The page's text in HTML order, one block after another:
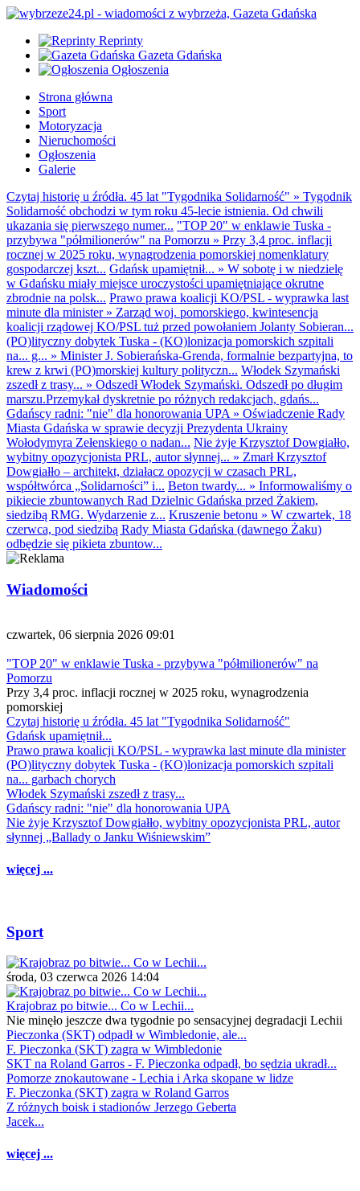
Reprinty
Gazeta Gdańska
Ogłoszenia
Strona główna
Sport
Motoryzacja
Nieruchomości
Ogłoszenia
Galerie
Czytaj historię u źródła. 45 lat "Tygodnika Solidarność" » Tygodnik
Solidarność obchodzi w tym roku 45-lecie istnienia. Od chwili
ukazania się pierwszego numer... "TOP 20" w enklawie Tuska -
przybywa "półmilionerów" na Pomorzu » Przy 3,4 proc. inflacji
rocznej w 2025 roku, wynagrodzenia pomorskiej nomenklatury
gospodarczej kszt... Gdańsk upamiętnił... » W sobotę i w niedzielę
w Gdańsku miały miejsce uroczystości upamiętniające okrutne
zbrodnie na polsk... Prawo prawa koalicji KO/PSL - wyprawka last
minute dla minister» Zarząd woj. pomorskiego, kwintesencja
koalicji rządowej KO/PSL tuż przed powołaniem Jolanty Sobieran...
(PO)lityczny dobytek Tuska - (KO)lonizacja pomorskich szpitali
na... g... » Minister J. Sobierańska-Grenda, formalnie bezpartyjna, to
krew z krwi (PO)morskiej kultury polityczn... Włodek Szymański
zszedł z trasy... » Odszedł Włodek Szymański. Odszedł po długim
marszu.Przemykał dyskretnie po różnych redakcjach, gdańs...
Gdańscy radni: "nie" dla honorowania UPA » Oświadczenie Rady
Miasta Gdańska w sprawie decyzji Prezydenta Ukrainy
Wołodymyra Zełenskiego o nadan... Nie żyje Krzysztof Dowgiałło,
wybitny opozycjonista PRL, autor słynnej... » Zmarł Krzysztof
Dowgiałło – architekt, działacz opozycji w czasach PRL,
współtwórca „Solidarności” i... Beton twardy... » Informowaliśmy o
pikiecie zbuntowanych Rad Dzielnic Gdańska przed Żakiem,
siedzibą RMG. Wydarzenie z... Kruszenie betonu » W czwartek, 18
czerwca, pod siedzibą Rady Miasta Gdańska (dawnego Żaku)
odbędzie się pikieta zbuntow...
Wiadomości
czwartek, 06 sierpnia 2026 09:01
"TOP 20" w enklawie Tuska - przybywa "półmilionerów" na
Pomorzu
Przy 3,4 proc. inflacji rocznej w 2025 roku, wynagrodzenia
pomorskiej
Czytaj historię u źródła. 45 lat "Tygodnika Solidarność"
Gdańsk upamiętnił...
Prawo prawa koalicji KO/PSL - wyprawka last minute dla minister
(PO)lityczny dobytek Tuska - (KO)lonizacja pomorskich szpitali
na... garbach chorych
Włodek Szymański zszedł z trasy...
Gdańscy radni: "nie" dla honorowania UPA
Nie żyje Krzysztof Dowgiałło, wybitny opozycjonista PRL, autor
słynnej „Ballady o Janku Wiśniewskim”
więcej ...
Sport
środa, 03 czerwca 2026 14:04
Krajobraz po bitwie... Co w Lechii...
Nie minęło jeszcze dwa tygodnie po sensacyjnej degradacji Lechii
Pieczonka (SKT) odpadł w Wimbledonie, ale...
F. Pieczonka (SKT) zagra w Wimbledonie
SKT na Roland Garros - F. Pieczonka odpadł, bo sędzia ukradł...
Pomorze znokautowane - Lechia i Arka skopane w lidze
F. Pieczonka (SKT) zagra w Roland Garros
Z różnych boisk i stadionów Jerzego Geberta
Jacek...
więcej ...